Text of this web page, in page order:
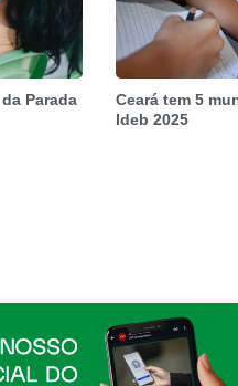
Parada
Ceará tem 5
Ideb 2025